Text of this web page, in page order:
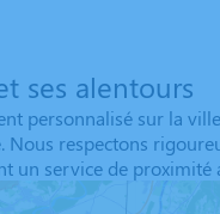
ses alentours
personnalisé sur la
respectons
un service de proximité